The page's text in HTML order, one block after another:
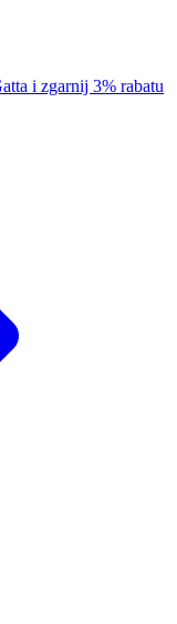
i zgarnij 3% rabatu